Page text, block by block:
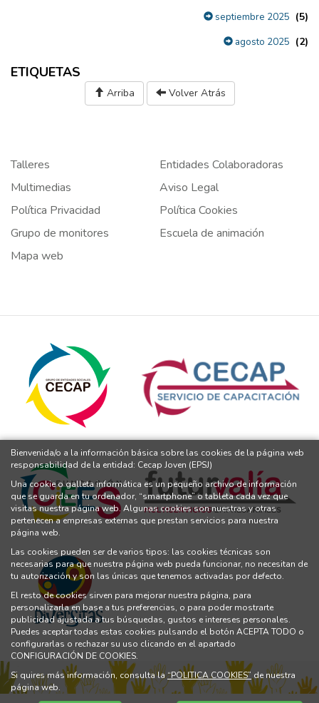
septiembre 2025 (5)
agosto 2025 (2)
ETIQUETAS
Arriba Volver Atrás
Talleres
Entidades Colaboradoras
Multimedias
Aviso Legal
Política Privacidad
Política Cookies
Grupo de monitores
Escuela de animación
Mapa web
Bienvenida/o a la información básica sobre las cookies de la página web
responsabilidad de la entidad: Cecap Joven (EPSJ)
Una cookie o galleta informática es un pequeño archivo de información
que se guarda en tu ordenador, “smartphone” o tableta cada vez que
visitas nuestra página web. Algunas cookies son nuestras y otras
pertenecen a empresas externas que prestan servicios para nuestra
página web.
Las cookies pueden ser de varios tipos: las cookies técnicas son
necesarias para que nuestra página web pueda funcionar, no necesitan de
tu autorización y son las únicas que tenemos activadas por defecto.
El resto de cookies sirven para mejorar nuestra página, para
personalizarla en base a tus preferencias, o para poder mostrarte
publicidad ajustada a tus búsquedas, gustos e intereses personales.
Puedes aceptar todas estas cookies pulsando el botón ACEPTA TODO o
configurarlas o rechazar su uso clicando en el apartado
CONFIGURACIÓN DE COOKIES.
Si quires más información, consulta la“POLITICA COOKIES” de nuestra
página web.